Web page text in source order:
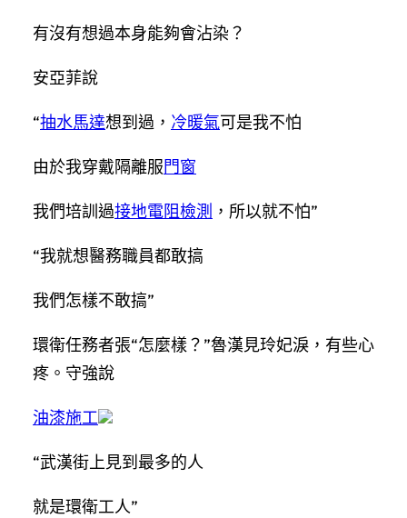
有沒有想過本身能夠會沾染？
安亞菲說
“抽水馬達想到過， 冷暖氣可是我不怕
由於我穿戴隔離服門窗
我們培訓過接地電阻檢測 ，所以就不怕”
“我就想醫務職員都敢搞
我們怎樣不敢搞”
環衛任務者張“怎麼樣？”魯漢見玲妃淚，有些心
疼。守強說
油漆施工
“武漢街上見到最多的人
就是環衛工人”